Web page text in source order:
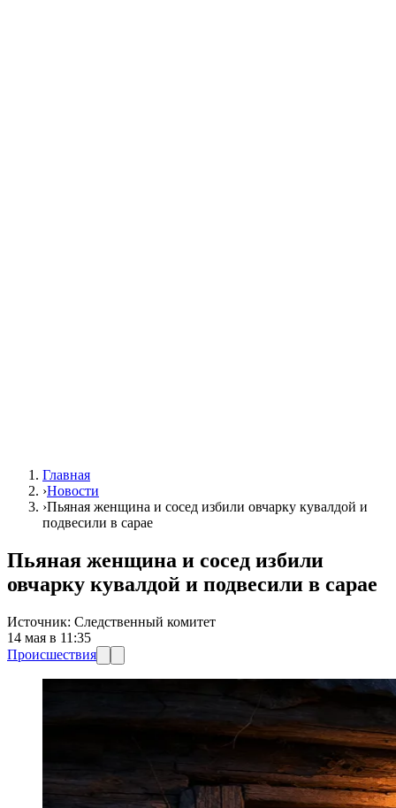
Главная
›Новости
›Пьяная женщина и сосед избили овчарку кувалдой и
подвесили в сарае
Пьяная женщина и сосед избили
овчарку кувалдой и подвесили в сарае
Источник: Следственный комитет
14 мая в 11:35
Происшествия